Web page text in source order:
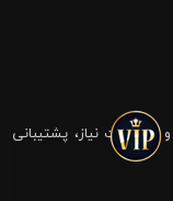
صورت نیاز، پشتیبانی